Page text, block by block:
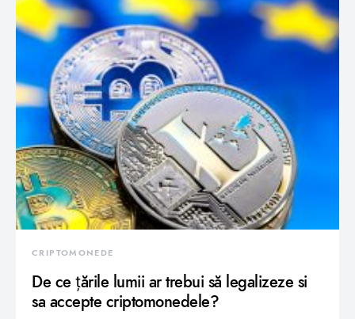
CRIPTOMONEDE
De ce țările lumii ar trebui să legalizeze si
sa accepte criptomonedele?